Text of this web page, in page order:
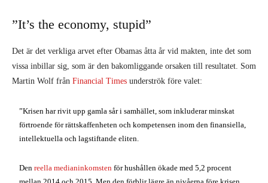
intellektuella och lagstiftande eliten.
Den reella medianinkomstenför hushållen ökade med 5,2 procent
mellan 2014 och 2015. Men den förblir lägre än nivåerna före krisen.
Den är i själva verket lägre än nivåerna som nåddes år 2000 och har till
besvikelse, och även förtvivlan, som detta bistra val visat så tydligt.
bruttolönen ökat från 10 procent till 18 procent. Även efter skatt ökade